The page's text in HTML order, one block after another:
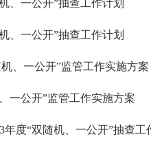
、一公开”抽查工作计划
、一公开”抽查工作计划
、一公开”监管工作实施方案
一公开”监管工作实施方案
度“双随机、一公开”抽查工